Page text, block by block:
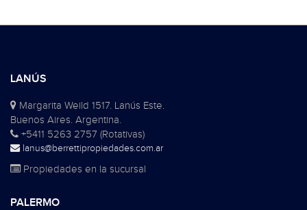
LANÚS
Margarita Weild 1517. Lanús Este.
Buenos Aires. Argentina.
+5411 5263 2757 (Rotativas)
lanus@berrettipropiedades.com.ar
Propiedades en la sucursal
PALERMO